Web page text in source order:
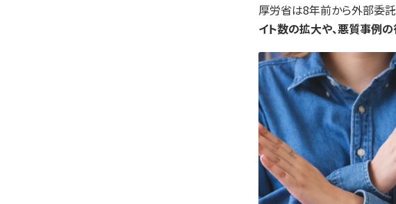
厚労省は8年前から外部委託
イト数の拡大や、悪質事例